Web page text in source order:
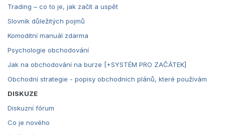
Trading – co to je, jak začít a uspět
Slovník důležitých pojmů
Komoditní manuál zdarma
Psychologie obchodování
Jak na obchodování na burze [+SYSTÉM PRO ZAČÁTEK]
Obchodní strategie - popisy obchodních plánů, které používám
DISKUZE
Diskuzní fórum
Co je nového